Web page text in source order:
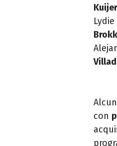
Kuijer
Lydie
con